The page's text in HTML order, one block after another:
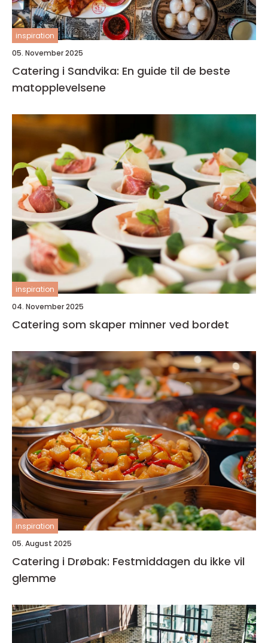
inspiration
05. November 2025
Catering i Sandvika: En guide til de beste
matopplevelsene
inspiration
04. November 2025
Catering som skaper minner ved bordet
inspiration
05. August 2025
Catering i Drøbak: Festmiddagen du ikke vil
glemme